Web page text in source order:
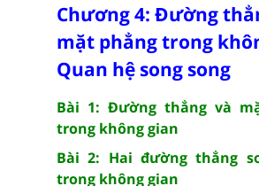
Chương 4: Đường
mặt phẳng trong
Quan hệ song song
Bài 1: Đường thẳng và
trong không gian
Bài 2: Hai đường thẳng
trong không gian